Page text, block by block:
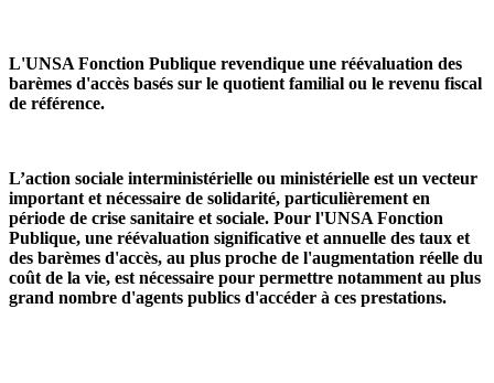
L'UNSA Fonction Publique revendique une réévaluation des
barèmes d'accès basés sur le quotient familial ou le revenu fiscal
de référence.
L’action sociale inter­mi­nis­té­rielle ou ministérielle est un vec­teur
impor­tant et néces­saire de soli­da­rité, par­ti­cu­liè­re­ment en
période de crise sani­taire et sociale. Pour l'UNSA Fonction
Publique, une réévaluation significative et annuelle des taux et
des barèmes d'accès, au plus proche de l'augmentation réelle du
coût de la vie, est nécessaire pour permettre notamment au plus
grand nombre d'agents publics d'accéder à ces prestations.